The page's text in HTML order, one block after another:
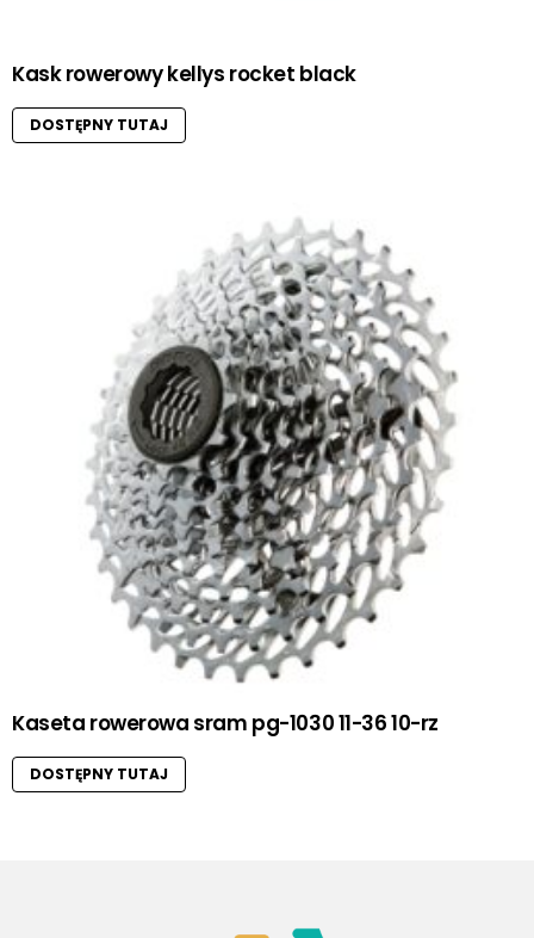
Kask rowerowy kellys rocket black
DOSTĘPNY TUTAJ
Kaseta rowerowa sram pg-1030 11-36 10-rz
DOSTĘPNY TUTAJ